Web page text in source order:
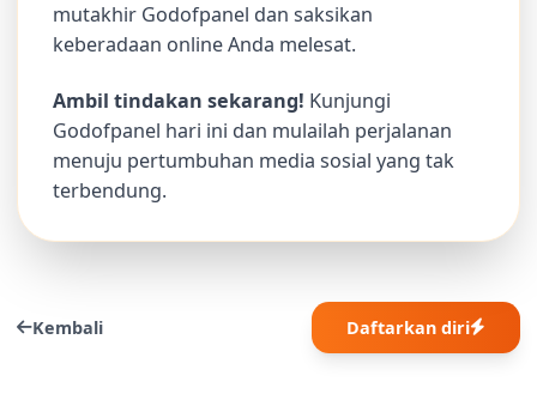
mutakhir Godofpanel dan saksikan
keberadaan online Anda melesat.
Ambil tindakan sekarang! Kunjungi
Godofpanel hari ini dan mulailah perjalanan
menuju pertumbuhan media sosial yang tak
terbendung.
Kembali Daftarkan diri